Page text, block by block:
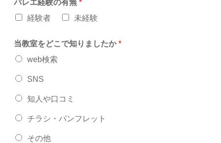
バレエ経験の有無*
経験者
未経験
当教室をどこで知りましたか*
web検索
SNS
知人や口コミ
チラシ・パンフレット
その他